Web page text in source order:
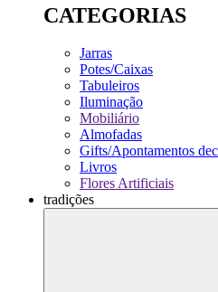
CATEGORIAS
Jarras
Potes/Caixas
Tabuleiros
Iluminação
Mobiliário
Almofadas
Gifts/Apontamentos
Livros
Flores Artificiais
tradições